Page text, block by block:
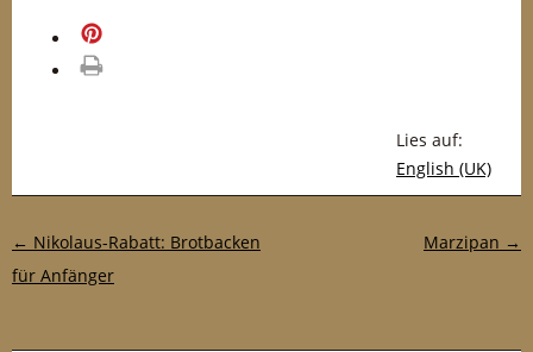
Lies auf:
English (UK)
Post-Navigation
← Nikolaus-Rabatt: Brotbacken
für Anfänger
Marzipan →